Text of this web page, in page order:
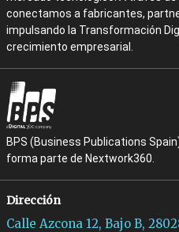
conectamos a fabricantes,
impulsando la Transformación
crecimiento empresarial.
BPS (Business Publications
forma parte de Nextwork360.
Dirección
Calle Azcona 12, Bajo B,